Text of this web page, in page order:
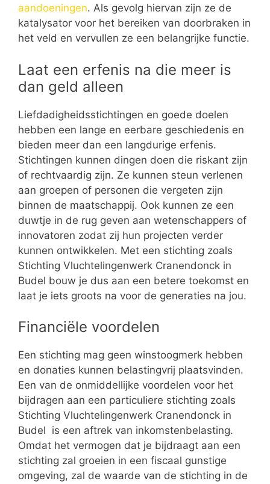
aandoeningen. Als gevolg hiervan zijn ze de
katalysator voor het bereiken van doorbraken in
het veld en vervullen ze een belangrijke functie.
Laat een erfenis na die meer is
dan geld alleen
Liefdadigheidsstichtingen en goede doelen
hebben een lange en eerbare geschiedenis en
bieden meer dan een langdurige erfenis.
Stichtingen kunnen dingen doen die riskant zijn
of rechtvaardig zijn. Ze kunnen steun verlenen
aan groepen of personen die vergeten zijn
binnen de maatschappij. Ook kunnen ze een
duwtje in de rug geven aan wetenschappers of
innovatoren zodat zij hun projecten verder
kunnen ontwikkelen. Met een stichting zoals
Stichting Vluchtelingenwerk Cranendonck in
Budel bouw je dus aan een betere toekomst en
laat je iets groots na voor de generaties na jou.
Financiële voordelen
Een stichting mag geen winstoogmerk hebben
en donaties kunnen belastingvrij plaatsvinden.
Een van de onmiddellijke voordelen voor het
bijdragen aan een particuliere stichting zoals
Stichting Vluchtelingenwerk Cranendonck in
Budel is een aftrek van inkomstenbelasting.
Omdat het vermogen dat je bijdraagt aan een
stichting zal groeien in een fiscaal gunstige
omgeving, zal de waarde van de stichting in de